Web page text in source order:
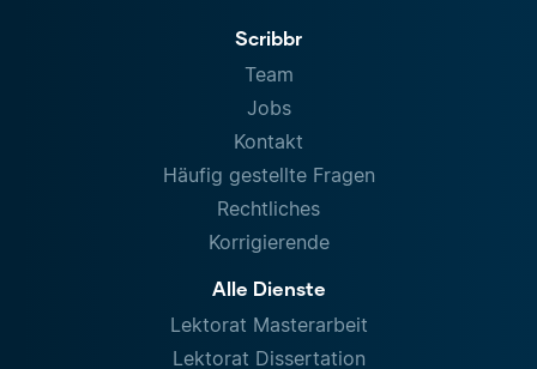
Scribbr
Team
Jobs
Kontakt
Häufig gestellte Fragen
Rechtliches
Korrigierende
Alle Dienste
Lektorat Masterarbeit
Lektorat Dissertation